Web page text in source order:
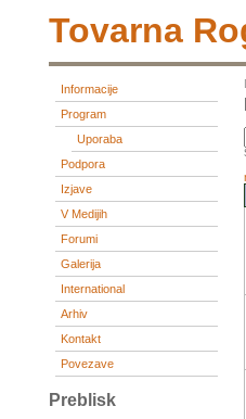
Tovarna
Informacije
Program
Uporaba
Podpora
Izjave
V Medijih
Forumi
Galerija
International
Arhiv
Kontakt
Povezave
Preblisk